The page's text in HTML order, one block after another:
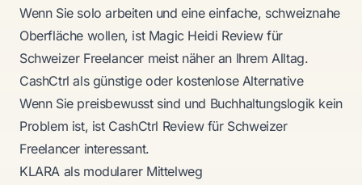
Wenn Sie solo arbeiten und eine einfache, schweiznahe
Oberfläche wollen, ist Magic Heidi Review für
Schweizer Freelancer meist näher an Ihrem Alltag.
CashCtrl als günstige oder kostenlose Alternative
Wenn Sie preisbewusst sind und Buchhaltungslogik kein
Problem ist, ist CashCtrl Review für Schweizer
Freelancer interessant.
KLARA als modularer Mittelweg